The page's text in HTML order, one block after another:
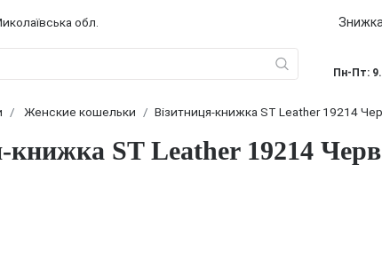
обл. Знижка
Пн-Пт:
Женские кошельки Візитниця-книжка ST Leather 19214
книжка ST Leather 19214